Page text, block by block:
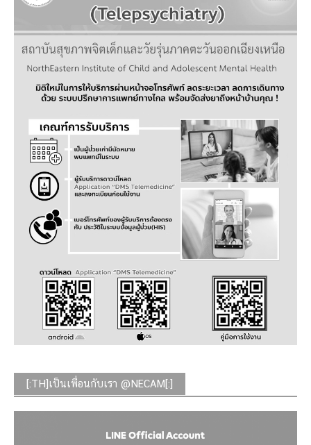
[:TH]เป็นเพื่อนกับเรา @NECAM[:]